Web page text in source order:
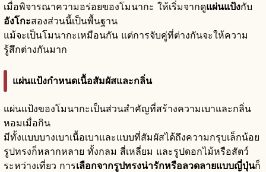
เมื่อพิจารณาความอร่อยของโมนากะ ให้เริ่มจากดูแผ่นแป้งกับ
อังโกะสองส่วนนี้เป็นพื้นฐาน
แม้จะเป็นโมนากะเหมือนกัน แต่การจับคู่ที่ต่างกันจะให้ความ
รู้สึกต่างกันมาก
แผ่นแป้งกำหนดเนื้อสัมผัสและกลิ่น
แผ่นแป้งของโมนากะเป็นส่วนสำคัญที่สร้างความเบาและกลิ่น
หอมเมื่อกิน
มีทั้งแบบบางเบาเนื้อเบาและแบบที่สัมผัสได้ถึงความกรุบเล็กน้อย
รูปทรงก็หลากหลาย ทั้งกลม สี่เหลี่ยม และรูปดอกไม้หรือสัตว์
ระหว่างเที่ยว การเลือกจากรูปทรงน่ารักหรือลวดลายแบบญี่ปุ่นก็